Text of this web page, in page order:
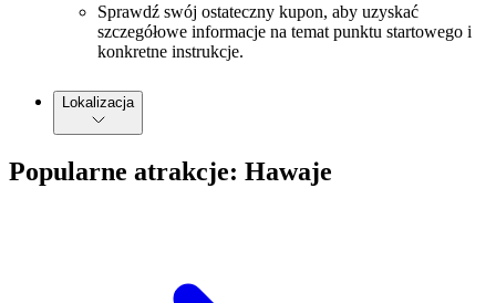
Sprawdź swój ostateczny kupon, aby uzyskać
szczegółowe informacje na temat punktu startowego i
konkretne instrukcje.
Lokalizacja
Popularne atrakcje: Hawaje